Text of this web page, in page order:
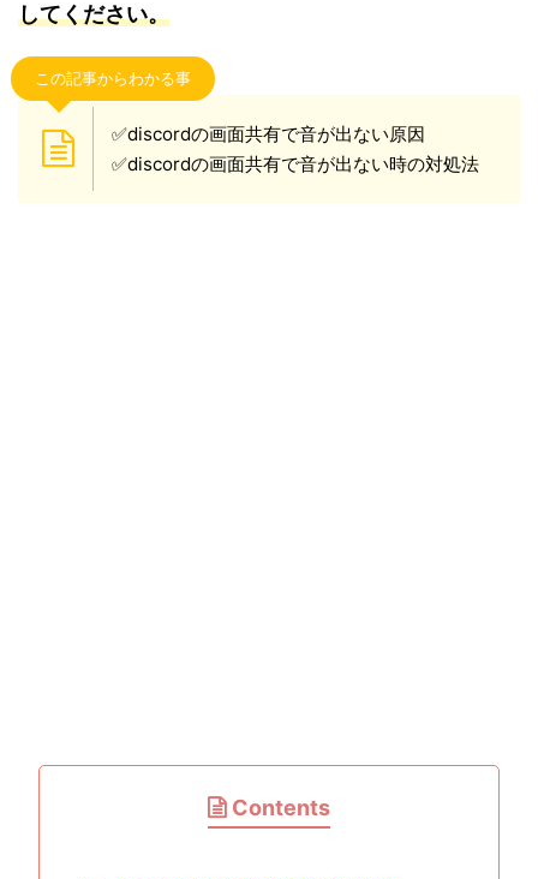
してください。
この記事からわかる事
✅discordの画面共有で音が出ない原因
✅discordの画面共有で音が出ない時の対処法
Contents